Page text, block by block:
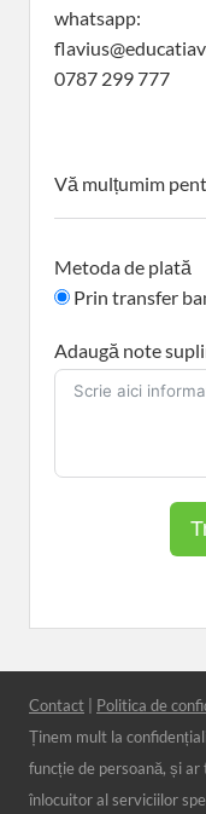
whatsapp:
0787 299 777
Vă mulțumim
Metoda de plată
Prin transfer
Adaugă note
Contact Politica de
Ținem mult la
funcție de persoană, și
înlocuitor al serviciilor